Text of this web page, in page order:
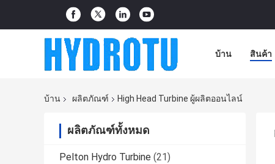
บ้าน สินค้า
บ้าน ผลิตภัณฑ์ High Head Turbine ผู้ผลิตออนไลน์
ผลิตภัณฑ์ทั้งหมด
Pelton Hydro Turbine (21)